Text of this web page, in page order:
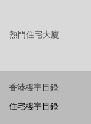
熱門住宅大廈
香港樓宇目錄
住宅樓宇目錄